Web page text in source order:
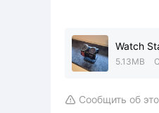
Watch
5.13MB
 Сообщить об